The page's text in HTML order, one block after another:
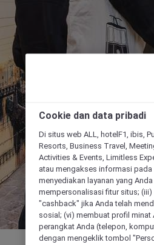
Cookie dan data pribadi
Di situs web ALL, hotelF1, ibis,
Resorts, Business Travel,
Activities & Events, Limitless
atau mengakses informasi
menyediakan layanan yang
mempersonalisasi fitur situs;
"cashback" jika Anda telah
sosial; (vi) membuat profil
perangkat Anda (telepon,
dengan mengeklik tombol